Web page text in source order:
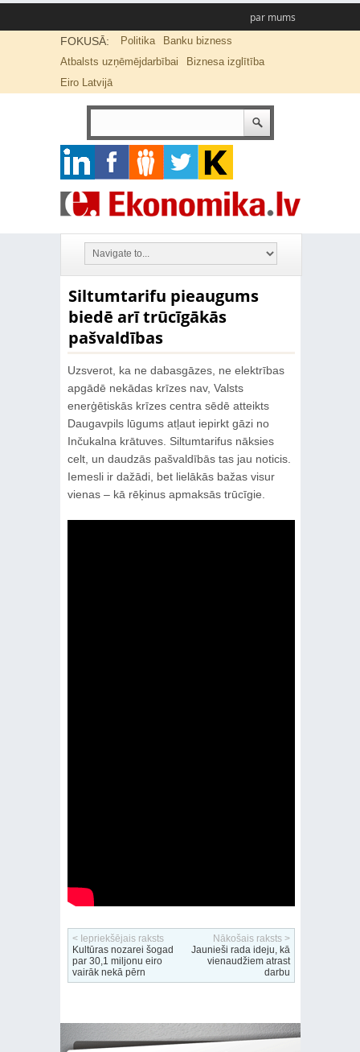
par mums
FOKUSĀ: Politika
Banku bizness
Atbalsts uzņēmējdarbībai
Biznesa izglītība
Eiro Latvijā
Siltumtarifu pieaugums
biedē arī trūcīgākās
pašvaldības
Uzsverot, ka ne dabasgāzes, ne elektrības
apgādē nekādas krīzes nav, Valsts
enerģētiskās krīzes centra sēdē atteikts
Daugavpils lūgums atļaut iepirkt gāzi no
Inčukalna krātuves. Siltumtarifus nāksies
celt, un daudzās pašvaldībās tas jau noticis.
Iemesli ir dažādi, bet lielākās bažas visur
vienas – kā rēķinus apmaksās trūcīgie.
< Iepriekšējais raksts
Kultūras nozarei šogad
par 30,1 miljonu eiro
vairāk nekā pērn
Nākošais raksts >
Jaunieši rada ideju, kā
vienaudžiem atrast
darbu